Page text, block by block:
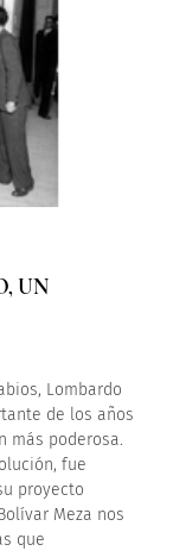
UN
Lombardo
de los años
más poderosa.
fue
proyecto
Meza nos
que